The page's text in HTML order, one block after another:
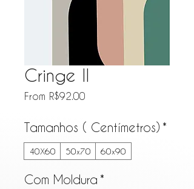
Cringe II
From R$92.00
Tamanhos ( Centímetros) *
40X60 50x70 60x90
Com Moldura *